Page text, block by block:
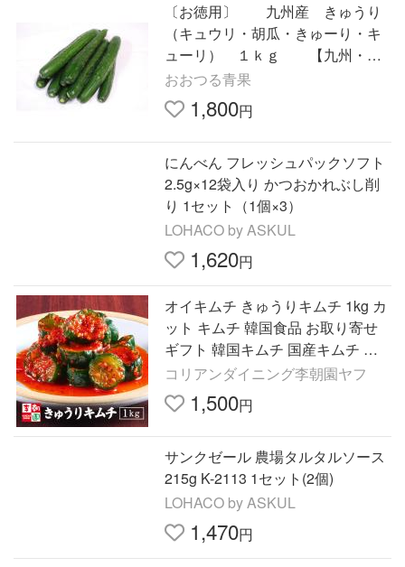
〔お徳用〕 九州産 きゅうり
（キュウリ・胡瓜・きゅーり・キ
ューリ） １ｋｇ 【九州・熊
本・福岡産】
おおつる青果
1,800円
にんべん フレッシュパックソフト
2.5g×12袋入り かつおかれぶし削
り 1セット（1個×3）
LOHACO by ASKUL
1,620円
オイキムチ きゅうりキムチ 1kg カ
ット キムチ 韓国食品 お取り寄せ
ギフト 韓国キムチ 国産キムチ 韓
国 李朝園キムチ ご飯のお供 国産
李朝園
コリアンダイニング李朝園ヤフ
1,500円
サンクゼール 農場タルタルソース
215g K-2113 1セット(2個)
LOHACO by ASKUL
1,470円